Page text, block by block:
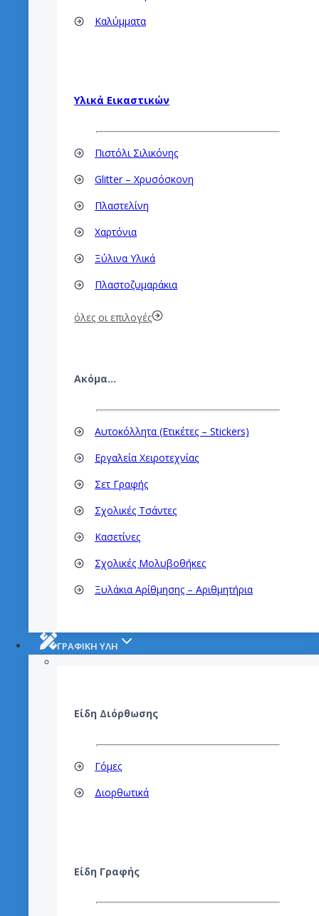
Καλύμματα
Υλικά Εικαστικών
Πιστόλι Σιλικόνης
Glitter – Χρυσόσκονη
Πλαστελίνη
Χαρτόνια
Ξύλινα Υλικά
Πλαστοζυμαράκια
όλες οι επιλογές
Ακόμα…
Αυτοκόλλητα (Ετικέτες – Stickers)
Εργαλεία Χειροτεχνίας
Σετ Γραφής
Σχολικές Τσάντες
Κασετίνες
Σχολικές Μολυβοθήκες
Ξυλάκια Αρίθμησης – Αριθμητήρια
ΓΡΑΦΙΚΗ ΥΛΗ
Είδη Διόρθωσης
Γόμες
Διορθωτικά
Είδη Γραφής